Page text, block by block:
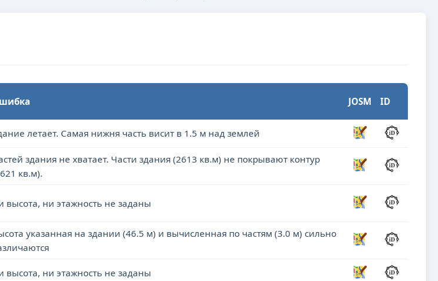
JOSM ID
летает. Cамая нижня часть висит в 1.5 м над землей
здания не хватает. Части здания (2613 кв.м) не покрывают контур
кв.м).
высота, ни этажность не заданы
указанная на здании (46.5 м) и вычисленная по частям (3.0 м) сильно
высота, ни этажность не заданы